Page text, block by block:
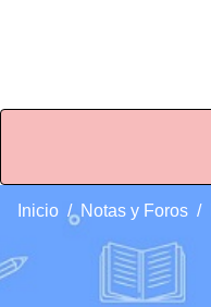
Inicio Notas y Foros